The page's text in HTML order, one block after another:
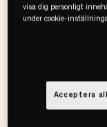
Lexington
50x60
visa dig personligt
under cookie-
Acceptera